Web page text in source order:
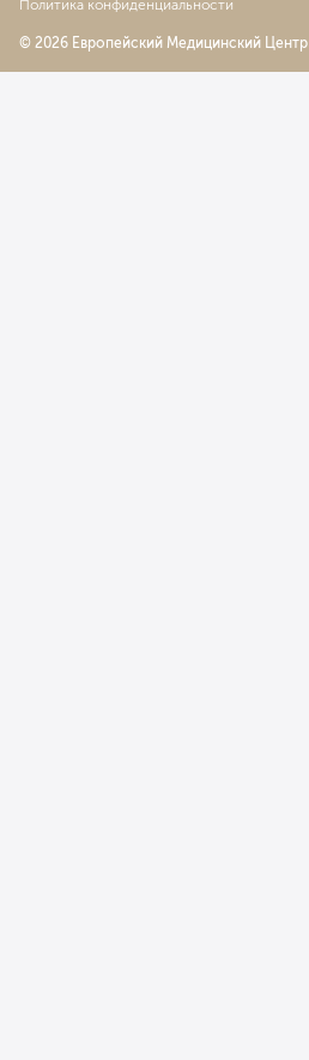
Политика конфиденциальности
© 2026 Европейский Медицинский Центр